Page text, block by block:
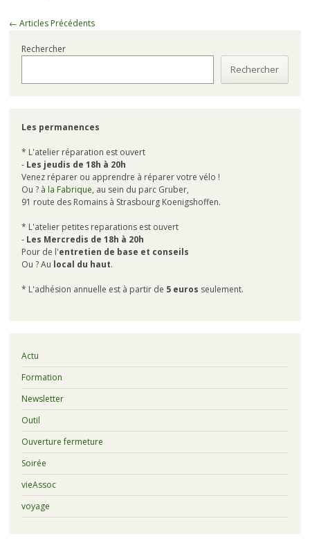
Navigation
articles
← Articles Précédents
Rechercher
Rechercher
Les permanences
* L'atelier réparation est ouvert
- Les jeudis de 18h à 20h
Venez réparer ou apprendre à réparer votre vélo !
Ou ? à la Fabrique, au sein du parc Gruber,
91 route des Romains à Strasbourg Koenigshoffen.
* L'atelier petites reparations est ouvert
- Les Mercredis de 18h à 20h
Pour de l'entretien de base et conseils
Ou ? Au local du haut.
* L'adhésion annuelle est à partir de 5 euros seulement.
Actu
Formation
Newsletter
Outil
Ouverture fermeture
Soirée
vieAssoc
voyage